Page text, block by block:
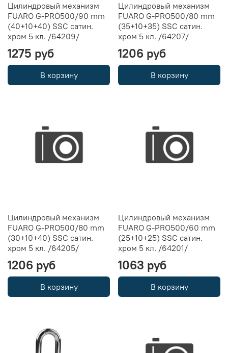
Цилиндровый механизм
FUARO G-PRO500/90 mm
(40+10+40) SSC сатин.
хром 5 кл. /64209/
1275 руб
В корзину
Цилиндровый механизм
FUARO G-PRO500/80 mm
(35+10+35) SSC сатин.
хром 5 кл. /64207/
1206 руб
В корзину
Цилиндровый механизм
FUARO G-PRO500/80 mm
(30+10+40) SSC сатин.
хром 5 кл. /64205/
1206 руб
В корзину
Цилиндровый механизм
FUARO G-PRO500/60 mm
(25+10+25) SSC сатин.
хром 5 кл. /64201/
1063 руб
В корзину